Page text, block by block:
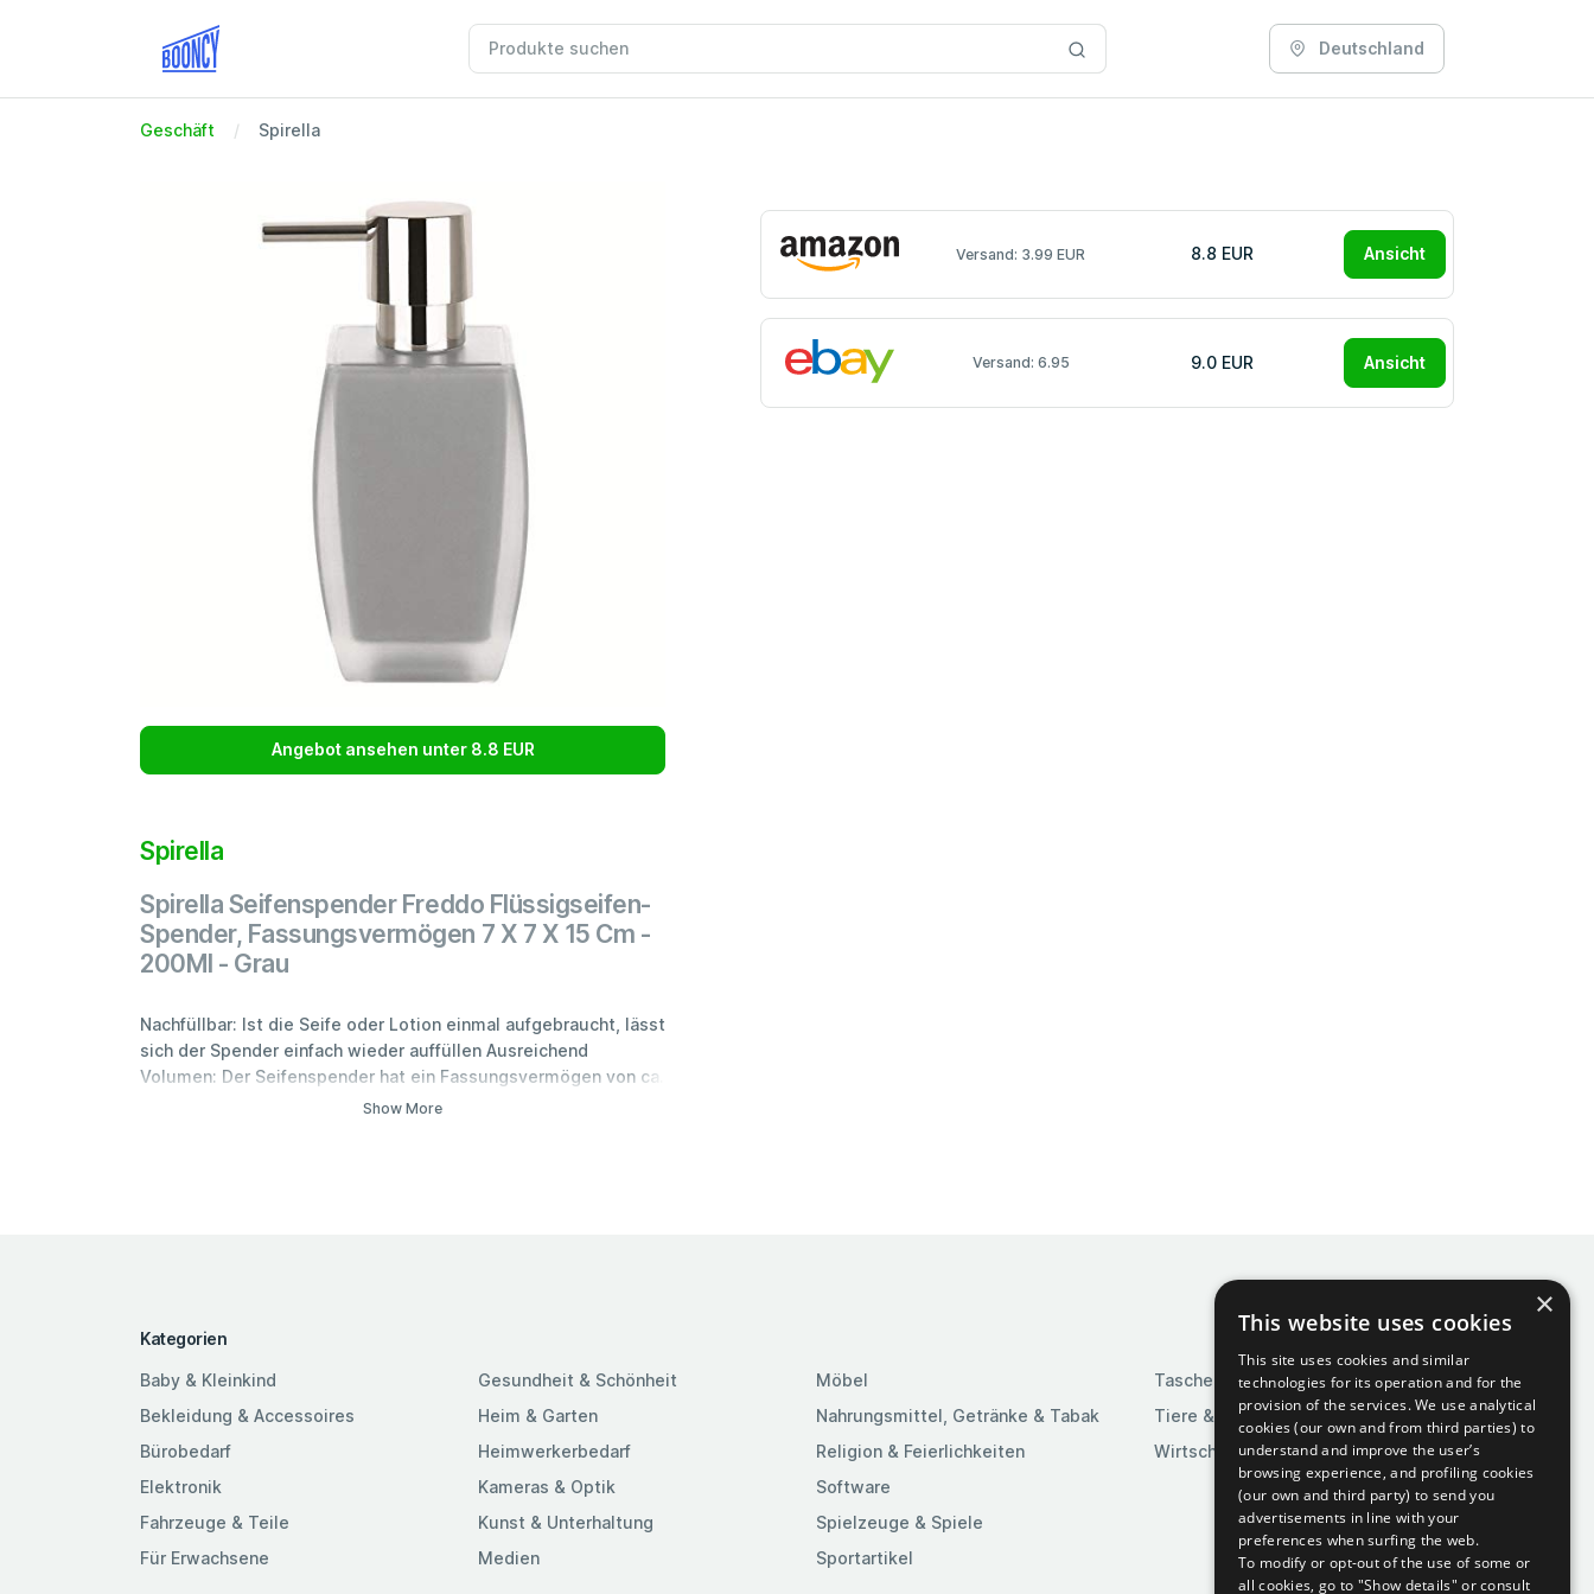
Deutschland
Geschäft Spirella
Angebot ansehen unter 8.8 EUR
Spirella
Spirella Seifenspender Freddo Flüssigseifen-
Spender, Fassungsvermögen 7 X 7 X 15 Cm -
200Ml - Grau
Nachfüllbar: Ist die Seife oder Lotion einmal aufgebraucht, lässt
sich der Spender einfach wieder auffüllen Ausreichend
Volumen: Der Seifenspender hat ein Fassungsvermögen von ca.
200 ml Natürliches Design: Der Seifen-Spender ist ein echter
Show More
Versand: 3.99 EUR 8.8 EUR Ansicht
Versand: 6.95 9.0 EUR Ansicht
Kategorien
Baby & Kleinkind
Bekleidung & Accessoires
Bürobedarf
Elektronik
Fahrzeuge & Teile
Für Erwachsene
Gesundheit & Schönheit
Heim & Garten
Heimwerkerbedarf
Kameras & Optik
Kunst & Unterhaltung
Medien
Möbel
Nahrungsmittel, Getränke & Tabak
Religion & Feierlichkeiten
Software
Spielzeuge & Spiele
Sportartikel
Taschen & Gepäck
Tiere & Tierbedarf
Wirtschaft & Industrie
×
This website uses cookies
This site uses cookies and similar
technologies for its operation and for the
provision of the services. We use analytical
cookies (our own and from third parties) to
understand and improve the user’s
browsing experience, and profiling cookies
(our own and third party) to send you
advertisements in line with your
preferences when surfing the web.
To modify or opt-out of the use of some or
all cookies, go to "Show details" or consult